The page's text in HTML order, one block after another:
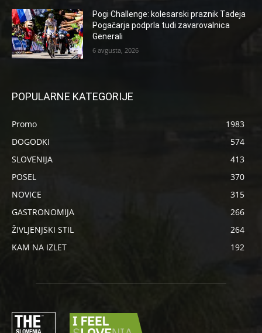
Pogi Challenge: kolesarski praznik Tadeja
Pogačarja podprla tudi zavarovalnica
Generali
6 avgusta, 2026
POPULARNE KATEGORIJE
Promo
1983
DOGODKI
574
SLOVENIJA
413
POSEL
370
NOVICE
315
GASTRONOMIJA
266
ŽIVLJENJSKI STIL
264
KAM NA IZLET
192